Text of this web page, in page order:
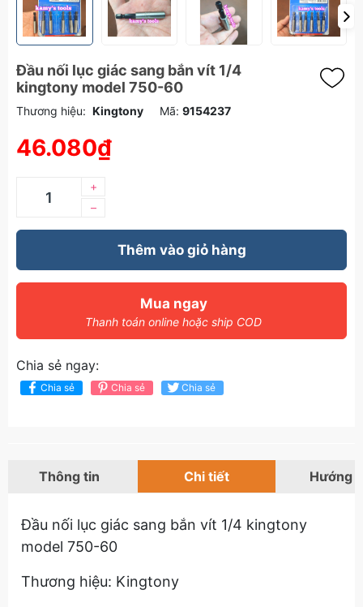
Đầu nối lục giác sang bắn vít 1/4
kingtony model 750-60
Thương hiệu: Kingtony Mã: 9154237
46.080₫
–
+
Thêm vào giỏ hàng
Mua ngay
Thanh toán online hoặc ship COD
Chia sẻ ngay:
Chia sẻ Chia sẻ Chia sẻ
Thông tin Chi tiết Hướng
Đầu nối lục giác sang bắn vít 1/4 kingtony
model 750-60
Thương hiệu: Kingtony